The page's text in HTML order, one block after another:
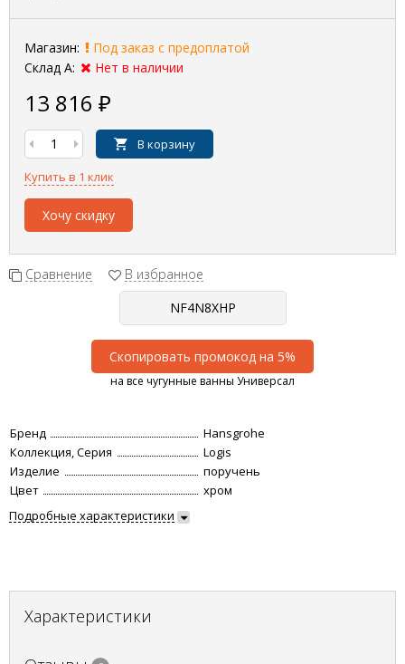
Магазин:
Под заказ с предоплатой
Склад А:
Нет в наличии
13 816 ₽
В корзину
Купить в 1 клик
Хочу скидку
Сравнение В избранное
Скопировать промокод на 5%
на все чугунные ванны Универсал
Бренд
Hansgrohe
Коллекция, Серия
Logis
Изделие
поручень
Цвет
хром
Подробные характеристики
Характеристики